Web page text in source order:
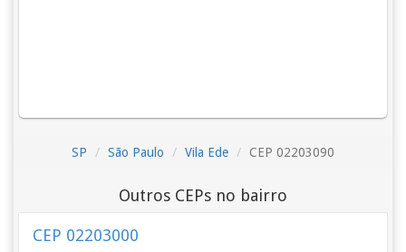
SP São Paulo Vila Ede CEP 02203090
Outros CEPs no bairro
CEP 02203000